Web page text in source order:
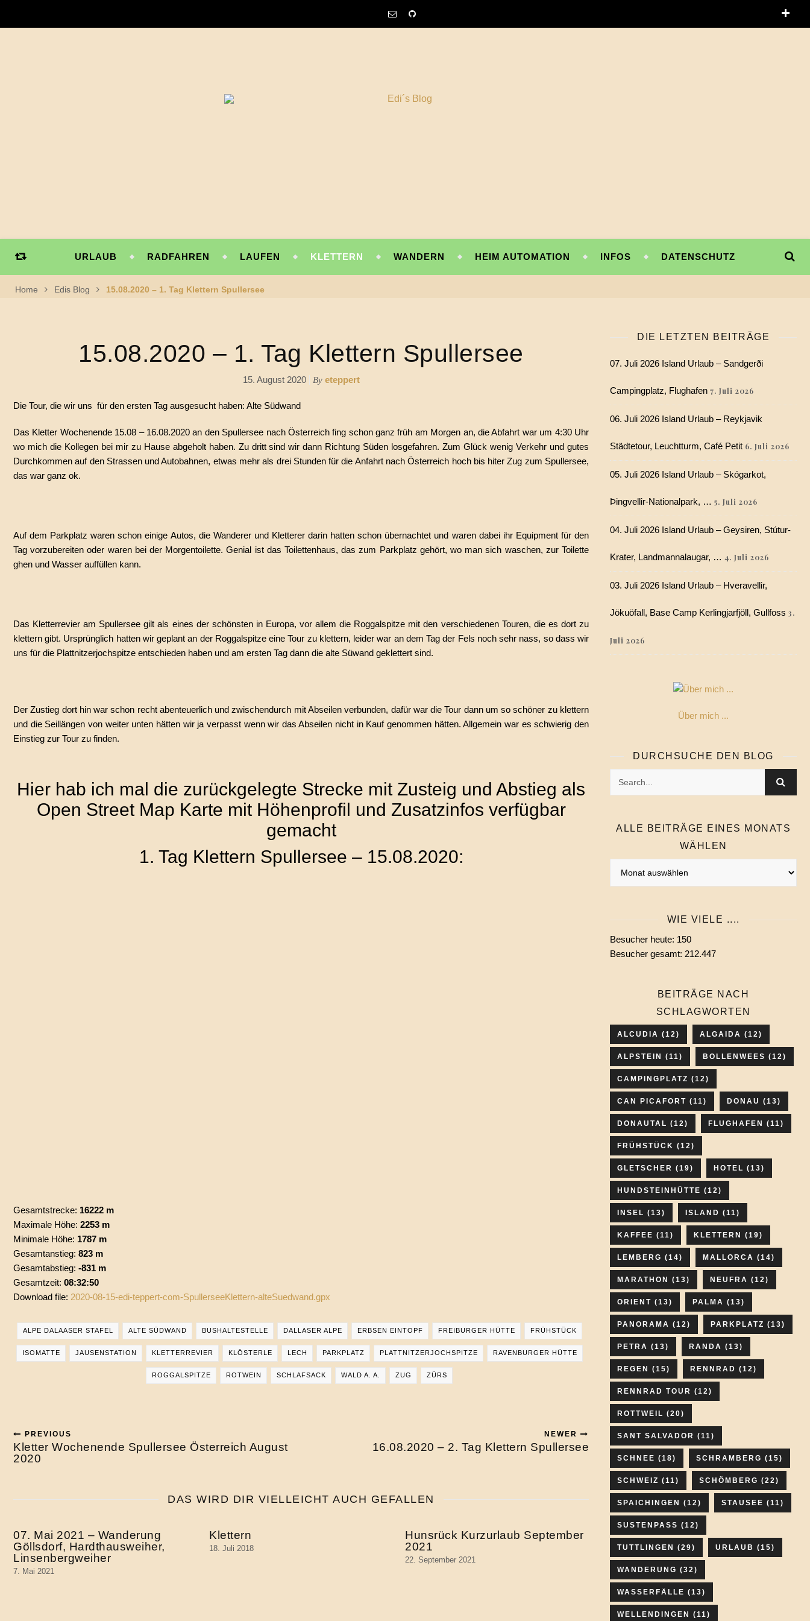
URLAUB RADFAHREN LAUFEN KLETTERN WANDERN HEIM AUTOMATION INFOS DATENSCHUTZ
Home Edis Blog 15.08.2020 – 1. Tag Klettern Spullersee
15.08.2020 – 1. Tag Klettern Spullersee
15. August 2020 By eteppert
Die Tour, die wir uns für den ersten Tag ausgesucht haben: Alte Südwand
Das Kletter Wochenende 15.08 – 16.08.2020 an den Spullersee nach Österreich fing schon ganz früh am Morgen an, die Abfahrt war um 4:30 Uhr
wo mich die Kollegen bei mir zu Hause abgeholt haben. Zu dritt sind wir dann Richtung Süden losgefahren. Zum Glück wenig Verkehr und gutes
Durchkommen auf den Strassen und Autobahnen, etwas mehr als drei Stunden für die Anfahrt nach Österreich hoch bis hiter Zug zum Spullersee,
das war ganz ok.
Auf dem Parkplatz waren schon einige Autos, die Wanderer und Kletterer darin hatten schon übernachtet und waren dabei ihr Equipment für den
Tag vorzubereiten oder waren bei der Morgentoilette. Genial ist das Toilettenhaus, das zum Parkplatz gehört, wo man sich waschen, zur Toilette
ghen und Wasser auffüllen kann.
Das Kletterrevier am Spullersee gilt als eines der schönsten in Europa, vor allem die Roggalspitze mit den verschiedenen Touren, die es dort zu
klettern gibt. Ursprünglich hatten wir geplant an der Roggalspitze eine Tour zu klettern, leider war an dem Tag der Fels noch sehr nass, so dass wir
uns für die Plattnitzerjochspitze entschieden haben und am ersten Tag dann die alte Süwand geklettert sind.
Der Zustieg dort hin war schon recht abenteuerlich und zwischendurch mit Abseilen verbunden, dafür war die Tour dann um so schöner zu klettern
und die Seillängen von weiter unten hätten wir ja verpasst wenn wir das Abseilen nicht in Kauf genommen hätten. Allgemein war es schwierig den
Einstieg zur Tour zu finden.
Hier hab ich mal die zurückgelegte Strecke mit Zusteig und Abstieg als
Open Street Map Karte mit Höhenprofil und Zusatzinfos verfügbar
gemacht
1. Tag Klettern Spullersee – 15.08.2020:
Gesamtstrecke: 16222 m
Maximale Höhe: 2253 m
Minimale Höhe: 1787 m
Gesamtanstieg: 823 m
Gesamtabstieg: -831 m
Gesamtzeit: 08:32:50
Download file: 2020-08-15-edi-teppert-com-SpullerseeKlettern-alteSuedwand.gpx
ALPE DALAASER STAFEL ALTE SÜDWAND BUSHALTESTELLE DALLASER ALPE ERBSEN EINTOPF FREIBURGER HÜTTE FRÜHSTÜCK
ISOMATTE JAUSENSTATION KLETTERREVIER KLÖSTERLE LECH PARKPLATZ PLATTNITZERJOCHSPITZE RAVENBURGER HÜTTE
ROGGALSPITZE ROTWEIN SCHLAFSACK WALD A. A. ZUG ZÜRS
PREVIOUS
Kletter Wochenende Spullersee Österreich August
2020
NEWER
16.08.2020 – 2. Tag Klettern Spullersee
DAS WIRD DIR VIELLEICHT AUCH GEFALLEN
07. Mai 2021 – Wanderung
Göllsdorf, Hardthausweiher,
Linsenbergweiher
7. Mai 2021
Klettern
18. Juli 2018
Hunsrück Kurzurlaub September
2021
22. September 2021
DIE LETZTEN BEITRÄGE
07. Juli 2026 Island Urlaub – Sandgerði
Campingplatz, Flughafen 7. Juli 2026
06. Juli 2026 Island Urlaub – Reykjavik
Städtetour, Leuchtturm, Café Petit 6. Juli 2026
05. Juli 2026 Island Urlaub – Skógarkot,
Þingvellir-Nationalpark, … 5. Juli 2026
04. Juli 2026 Island Urlaub – Geysiren, Stútur-
Krater, Landmannalaugar, … 4. Juli 2026
03. Juli 2026 Island Urlaub – Hveravellir,
Jökuöfall, Base Camp Kerlingjarfjöll, Gullfoss 3.
Juli 2026
Über mich ...
DURCHSUCHE DEN BLOG
ALLE BEITRÄGE EINES MONATS
WÄHLEN
wählen
WIE VIELE ....
Besucher heute: 150
Besucher gesamt: 212.447
BEITRÄGE NACH
SCHLAGWORTEN
ALCUDIA (12) ALGAIDA (12)
ALPSTEIN (11) BOLLENWEES (12)
CAMPINGPLATZ (12)
CAN PICAFORT (11) DONAU (13)
DONAUTAL (12) FLUGHAFEN (11)
FRÜHSTÜCK (12)
GLETSCHER (19) HOTEL (13)
HUNDSTEINHÜTTE (12)
INSEL (13) ISLAND (11)
KAFFEE (11) KLETTERN (19)
LEMBERG (14) MALLORCA (14)
MARATHON (13) NEUFRA (12)
ORIENT (13) PALMA (13)
PANORAMA (12) PARKPLATZ (13)
PETRA (13) RANDA (13)
REGEN (15) RENNRAD (12)
RENNRAD TOUR (12)
ROTTWEIL (20)
SANT SALVADOR (11)
SCHNEE (18) SCHRAMBERG (15)
SCHWEIZ (11) SCHÖMBERG (22)
SPAICHINGEN (12) STAUSEE (11)
SUSTENPASS (12)
TUTTLINGEN (29) URLAUB (15)
WANDERUNG (32)
WASSERFÄLLE (13)
WELLENDINGEN (11)